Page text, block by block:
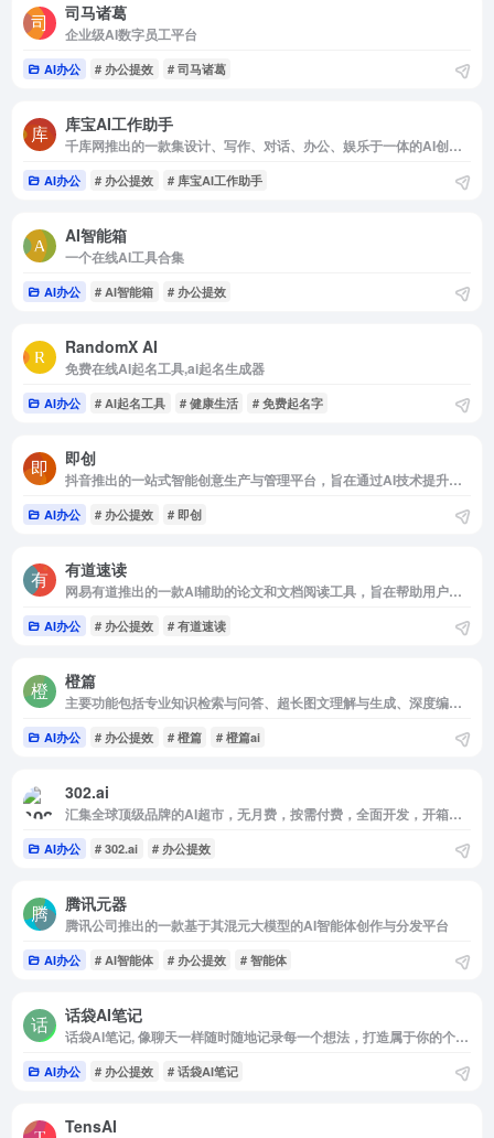
司马诸葛
企业级AI数字员工平台
AI办公 # 办公提效 # 司马诸葛
库宝AI工作助手
千库网推出的一款集设计、写作、对话、办公、娱乐于一体的AI创作工具。真正做到集图片设计、写作对话、办公娱乐于一体，一款产品就是一整个人工智能团队！不仅可以帮您提升工作效...
AI办公 # 办公提效 # 库宝AI工作助手
AI智能箱
一个在线AI工具合集
AI办公 # AI智能箱 # 办公提效
RandomX AI
免费在线AI起名工具,ai起名生成器
AI办公 # AI起名工具 # 健康生活 # 免费起名字
即创
抖音推出的一站式智能创意生产与管理平台，旨在通过AI技术提升创作者的效率和收益
AI办公 # 办公提效 # 即创
有道速读
网易有道推出的一款AI辅助的论文和文档阅读工具，旨在帮助用户快速从文档中提取、定位和汇总信息
AI办公 # 办公提效 # 有道速读
橙篇
主要功能包括专业知识检索与问答、超长图文理解与生成、深度编辑和跨模态自由创作
AI办公 # 办公提效 # 橙篇 # 橙篇ai
302.ai
汇集全球顶级品牌的AI超市，无月费，按需付费，全面开发，开箱即用
AI办公 # 302.ai # 办公提效
腾讯元器
腾讯公司推出的一款基于其混元大模型的AI智能体创作与分发平台
AI办公 # AI智能体 # 办公提效 # 智能体
话袋AI笔记
话袋AI笔记, 像聊天一样随时随地记录每一个想法，打造属于你的个人知识库，成为你的第二大脑!
AI办公 # 办公提效 # 话袋AI笔记
TensAI